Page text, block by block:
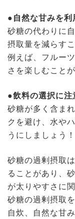
●自然な甘みを利
砂糖の代わりに
摂取量を減らす
例えば、フルー
さを楽しむこと
●飲料の選択に注
砂糖が多く含ま
クを避け、水や
うにしましょう！
砂糖の過剰摂取
ることがあり、
が太りやすさに
砂糖の過剰摂取
自炊、自然な甘